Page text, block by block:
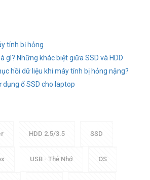
tính bị hỏng
gì? Những khác biệt giữa SSD và HDD
hồi dữ liệu khi máy tính bị hỏng nặng?
dụng ổ SSD cho laptop
HDD 2.5/3.5 SSD
USB - Thẻ Nhớ OS